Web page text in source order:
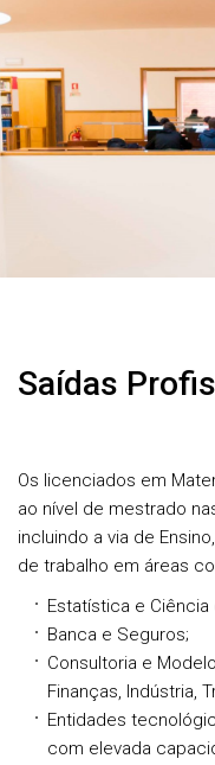
Saídas
Os licenciados em
ao nível de mestrado
incluindo a via de
de trabalho em áreas
Estatística e Ciência
Banca e Seguros;
Consultoria e
Finanças, Indústria,
Entidades
com elevada